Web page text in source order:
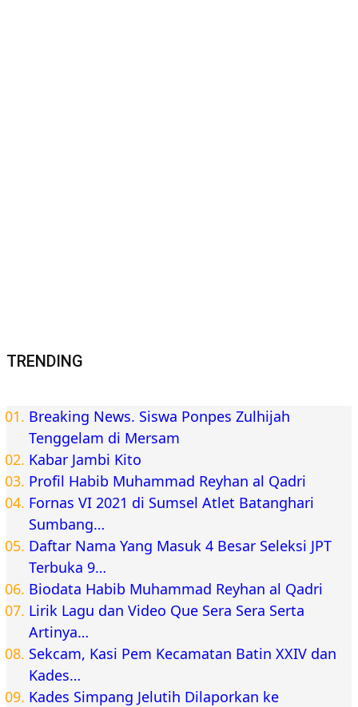
TRENDING
Breaking News. Siswa Ponpes Zulhijah
Tenggelam di Mersam
Kabar Jambi Kito
Profil Habib Muhammad Reyhan al Qadri
Fornas VI 2021 di Sumsel Atlet Batanghari
Sumbang…
Daftar Nama Yang Masuk 4 Besar Seleksi JPT
Terbuka 9…
Biodata Habib Muhammad Reyhan al Qadri
Lirik Lagu dan Video Que Sera Sera Serta
Artinya…
Sekcam, Kasi Pem Kecamatan Batin XXIV dan
Kades…
Kades Simpang Jelutih Dilaporkan ke